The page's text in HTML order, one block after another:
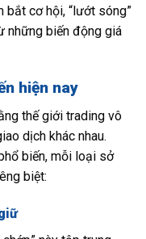
bắt cơ hội, “lướt sóng”
những biến động giá
hiện nay
thế giới trading vô
dịch khác nhau.
biến, mỗi loại sở
biệt: